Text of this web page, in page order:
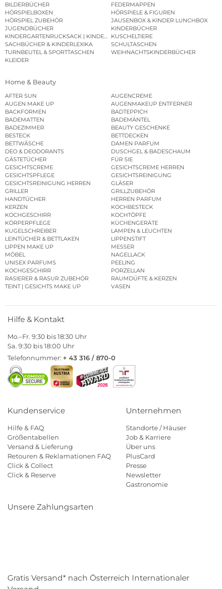
BILDERBÜCHER
FEDERMAPPEN
HÖRSPIELBOXEN
HÖRSPIELE & FIGUREN
HÖRSPIEL ZUBEHÖR
JAUSENBOX & KINDER LUNCHBOX
JUGENDBÜCHER
KINDERBÜCHER
KINDERGARTENRUCKSACK | KINDERGARTENBEUTEL
KUSCHELTIERE
SACHBÜCHER & KINDERLEXIKA
SCHULTASCHEN
TURNBEUTEL & SPORTTASCHEN
WEIHNACHTSKINDERBÜCHER
KLEIDER
Home & Beauty
AFTER SUN
AUGENCREME
AUGEN MAKE UP
AUGENMAKEUP ENTFERNER
BACKFORMEN
BADTEPPICH
BADEMATTEN
BADEMÄNTEL
BADEZIMMER
BEAUTY GESCHENKE
BESTECK
BETTDECKEN
BETTWÄSCHE
DAMEN PARFUM
DEO & DEODORANTS
DUSCHGEL & BADESCHAUM
GÄSTETÜCHER
FÜR SIE
GESICHTSCREME
GESICHTSCREME HERREN
GESICHTSPFLEGE
GESICHTSREINIGUNG
GESICHTSREINIGUNG HERREN
GLÄSER
GRILLER
GRILLZUBEHÖR
HANDTÜCHER
HERREN PARFUM
KERZEN
KOCHBESTECK
KOCHGESCHIRR
KOCHTÖPFE
KÖRPERPFLEGE
KÜCHENGERÄTE
KUGELSCHREIBER
LAMPEN & LEUCHTEN
LEINTÜCHER & BETTLAKEN
LIPPENSTIFT
LIPPEN MAKE UP
MESSER
MÖBEL
NAGELLACK
UNISEX PARFUMS
PEELING
KOCHGESCHIRR
PORZELLAN
RASIERER & RASUR ZUBEHÖR
RAUMDÜFTE & KERZEN
TEINT | GESICHTS MAKE UP
VASEN
Hilfe & Kontakt
Mo.–Fr. 9:30 bis 18:30 Uhr
Sa. 9:30 bis 18:00 Uhr
Telefonnummer: + 43 316 / 870-0
Kundenservice
Hilfe & FAQ
Größentabellen
Versand & Lieferung
Retouren & Reklamationen FAQ
Click & Collect
Click & Reserve
Unternehmen
Standorte / Häuser
Job & Karriere
Über uns
PlusCard
Presse
Newsletter
Gastronomie
Unsere Zahlungsarten
Gratis Versand* nach Österreich Internationaler